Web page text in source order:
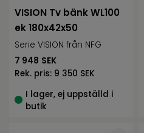
VISION Tv bänk WL100
ek 180x42x50
Serie VISION från NFG
7 948 SEK
Rek. pris: 9 350 SEK
I lager, ej uppställd i
butik